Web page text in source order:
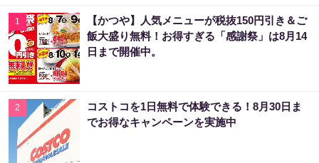
1
【かつや】人気メニューが税抜150円引き＆ご
飯大盛り無料！お得すぎる「感謝祭」は8月14
日まで開催中。
2
コストコを1日無料で体験できる！8月30日ま
でお得なキャンペーンを実施中